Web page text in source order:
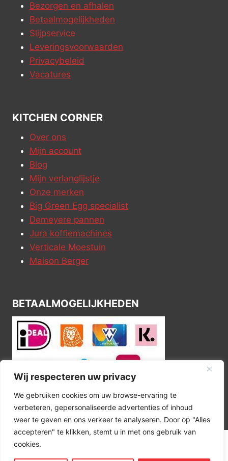
Wij respecteren uw privacy
We gebruiken cookies om uw browse-ervaring te
verbeteren, gepersonaliseerde advertenties of inhoud
weer te geven en ons verkeer te analyseren. Door op "Alles
accepteren" te klikken, stemt u in met ons gebruik van
cookies.
Bezorgen en afhalen
Betaalmogelijkheden
Slijpservice
Leveringsvoorwaarden
Privacybeleid
Vacatures
KITCHEN CORNER
Over ons
Mijn account
Blog
Mijn verlanglijstje
Onze merken
Big Green Egg specialist
Demeyere pannen
Jura koffiemachines
Verticale Moestuin
Maison Berger
BETAALMOGELIJKHEDEN